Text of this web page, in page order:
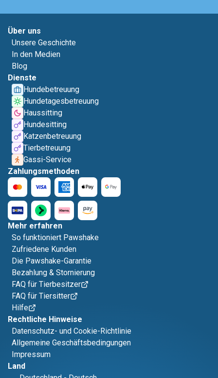
Über uns
Unsere Geschichte
In den Medien
Blog
Dienste
Hundebetreuung
Hundetagesbetreuung
Haussitting
Hundesitting
Katzenbetreuung
Tierbetreuung
Gassi-Service
Zahlungsmethoden
Mehr erfahren
So funktioniert Pawshake
Zufriedene Kunden
Die Pawshake-Garantie
Bezahlung & Stornierung
FAQ für Tierbesitzer
FAQ für Tiersitter
Hilfe
Rechtliche Hinweise
Datenschutz- und Cookie-Richtlinie
Allgemeine Geschäftsbedingungen
Impressum
Land